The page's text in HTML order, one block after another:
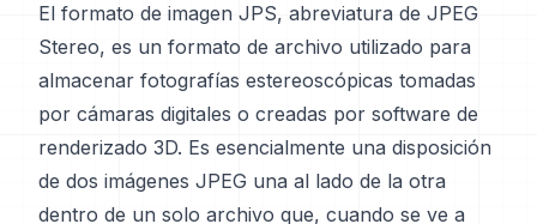
El formato de imagen JPS, abreviatura de JPEG
Stereo, es un formato de archivo utilizado para
almacenar fotografías estereoscópicas tomadas
por cámaras digitales o creadas por software de
renderizado 3D. Es esencialmente una disposición
de dos imágenes JPEG una al lado de la otra
dentro de un solo archivo que, cuando se ve a